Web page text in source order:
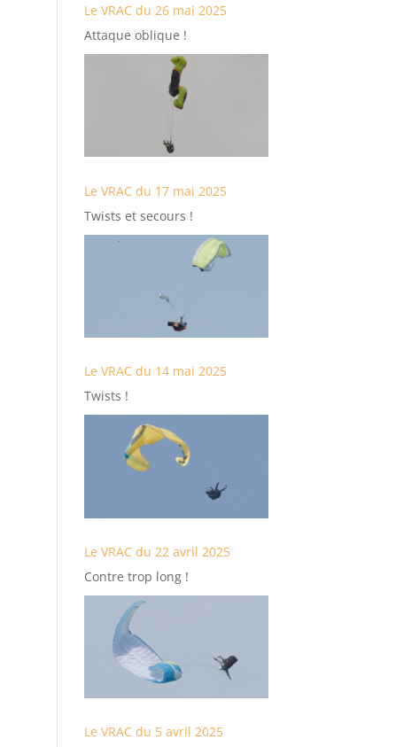
Le VRAC du 26 mai 2025
Attaque oblique !
Le VRAC du 17 mai 2025
Twists et secours !
Le VRAC du 14 mai 2025
Twists !
Le VRAC du 22 avril 2025
Contre trop long !
Le VRAC du 5 avril 2025